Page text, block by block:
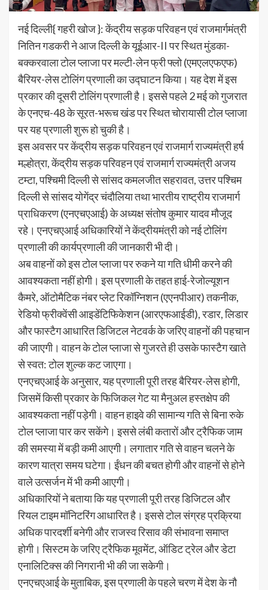
नई दिल्ली{ गहरी खोज }: केंद्रीय सड़क परिवहन एवं राजमार्गमंत्री
नितिन गडकरी ने आज दिल्ली के यूईआर-II पर स्थित मुंडका-
बक्करवाला टोल प्लाजा पर मल्टी-लेन फ्री फ्लो (एमएलएफएफ)
बैरियर-लेस टोलिंग प्रणाली का उद्घाटन किया। यह देश में इस
प्रकार की दूसरी टोलिंग प्रणाली है। इससे पहले 2 मई को गुजरात
के एनएच-48 के सूरत-भरूच खंड पर स्थित चोरायासी टोल प्लाजा
पर यह प्रणाली शुरू हो चुकी है।
इस अवसर पर केंद्रीय सड़क परिवहन एवं राजमार्ग राज्यमंत्री हर्ष
मल्होत्रा, केंद्रीय सड़क परिवहन एवं राजमार्ग राज्यमंत्री अजय
टम्टा, पश्चिमी दिल्ली से सांसद कमलजीत सहरावत, उत्तर पश्चिम
दिल्ली से सांसद योगेंद्र चंदौलिया तथा भारतीय राष्ट्रीय राजमार्ग
प्राधिकरण (एनएचएआई) के अध्यक्ष संतोष कुमार यादव मौजूद
रहे। एनएचएआई अधिकारियों ने केंद्रीयमंत्री को नई टोलिंग
प्रणाली की कार्यप्रणाली की जानकारी भी दी।
अब वाहनों को इस टोल प्लाजा पर रुकने या गति धीमी करने की
आवश्यकता नहीं होगी। इस प्रणाली के तहत हाई-रेजोल्यूशन
कैमरे, ऑटोमैटिक नंबर प्लेट रिकॉग्निशन (एएनपीआर) तकनीक,
रेडियो फ्रीक्वेंसी आइडेंटिफिकेशन (आरएफआईडी), रडार, लिडार
और फास्टैग आधारित डिजिटल नेटवर्क के जरिए वाहनों की पहचान
की जाएगी। वाहन के टोल प्लाजा से गुजरते ही उसके फास्टैग खाते
से स्वत: टोल शुल्क कट जाएगा।
एनएचएआई के अनुसार, यह प्रणाली पूरी तरह बैरियर-लेस होगी,
जिसमें किसी प्रकार के फिजिकल गेट या मैनुअल हस्तक्षेप की
आवश्यकता नहीं पड़ेगी। वाहन हाइवे की सामान्य गति से बिना रुके
टोल प्लाजा पार कर सकेंगे। इससे लंबी कतारों और ट्रैफिक जाम
की समस्या में बड़ी कमी आएगी। लगातार गति से वाहन चलने के
कारण यात्रा समय घटेगा। ईंधन की बचत होगी और वाहनों से होने
वाले उत्सर्जन में भी कमी आएगी।
अधिकारियों ने बताया कि यह प्रणाली पूरी तरह डिजिटल और
रियल टाइम मॉनिटरिंग आधारित है। इससे टोल संग्रह प्रक्रिया
अधिक पारदर्शी बनेगी और राजस्व रिसाव की संभावना समाप्त
होगी। सिस्टम के जरिए ट्रैफिक मूवमेंट, ऑडिट ट्रेल और डेटा
एनालिटिक्स की निगरानी भी की जा सकेगी।
एनएचएआई के मुताबिक, इस प्रणाली के पहले चरण में देश के नौ